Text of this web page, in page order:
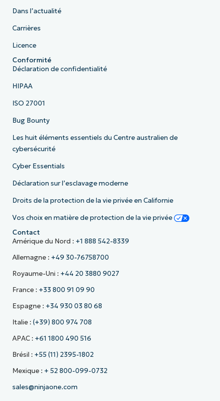
Dans l’actualité
Carrières
Licence
Conformité
Déclaration de confidentialité
HIPAA
ISO 27001
Bug Bounty
Les huit éléments essentiels du Centre australien de
cybersécurité
Cyber Essentials
Déclaration sur l’esclavage moderne
Droits de la protection de la vie privée en Californie
Vos choix en matière de protection de la vie privée
Contact
Amérique du Nord : +1 888 542-8339
Allemagne : +49 30-76758700
Royaume-Uni : +44 20 3880 9027
France : +33 800 91 09 90
Espagne : +34 930 03 80 68
Italie : (+39) 800 974 708
APAC : +61 1800 490 516
Brésil : +55 (11) 2395-1802
Mexique : + 52 800-099-0732
sales@ninjaone.com